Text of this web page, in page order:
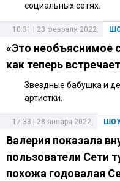
социальных сетях.
10:31 | 23 февраля 2022
«Это необъяснимое
как теперь
Звездные бабушка и
артистки.
17:33 | 28 января 2022
Валерия показала
пользователи Сети
похожа годовалая